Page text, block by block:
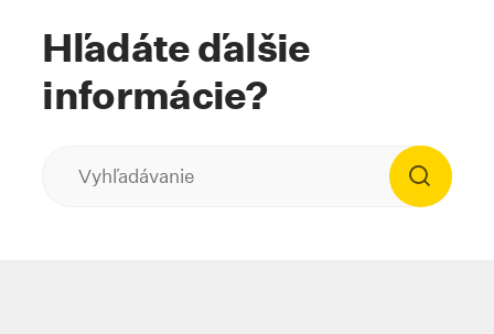
Hľadáte ďalšie
informácie?